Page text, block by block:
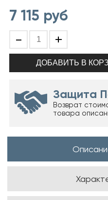
7 115 руб
- +
Защита
Возврат
товара